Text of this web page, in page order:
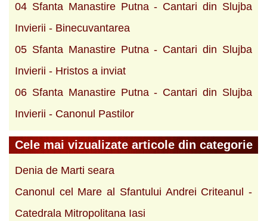
04 Sfanta Manastire Putna - Cantari din Slujba
Invierii - Binecuvantarea
05 Sfanta Manastire Putna - Cantari din Slujba
Invierii - Hristos a inviat
06 Sfanta Manastire Putna - Cantari din Slujba
Invierii - Canonul Pastilor
Cele mai vizualizate articole din categorie
Denia de Marti seara
Canonul cel Mare al Sfantului Andrei Criteanul -
Catedrala Mitropolitana Iasi